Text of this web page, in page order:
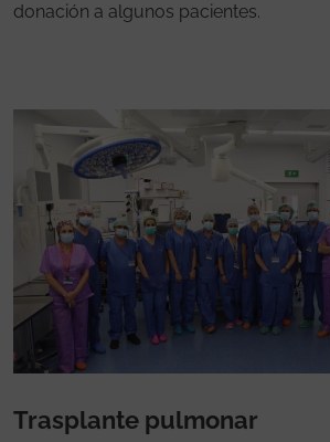
donación a algunos pacientes.
Trasplante pulmonar